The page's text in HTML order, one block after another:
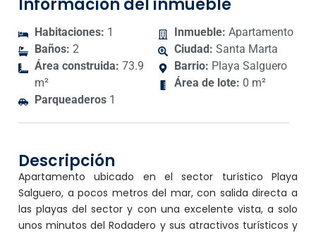
Información del inmueble
Habitaciones: 1
Baños: 2
Área construida: 73.9
m²
Parqueaderos 1
Inmueble: Apartamento
Ciudad: Santa Marta
Barrio: Playa Salguero
Área de lote: 0 m²
Descripción
Apartamento ubicado en el sector turístico Playa
Salguero, a pocos metros del mar, con salida directa a
las playas del sector y con una excelente vista, a solo
unos minutos del Rodadero y sus atractivos turísticos y